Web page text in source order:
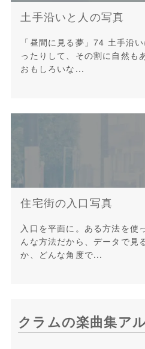
土手沿いと人の写真
「昼間に見る夢」74 土手沿
ったりして、その割に自然も
おもしろいな...
住宅街の入口写真
入口を平面に。ある方法を使
んな方法だから、データで見
か、どんな角度で...
クラムの楽曲集ア